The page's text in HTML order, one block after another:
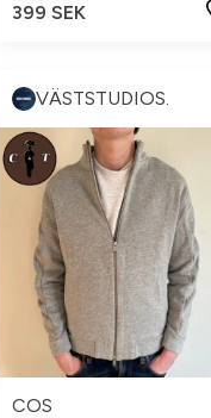
399 SEK
VÄSTSTUDIOS.
COS